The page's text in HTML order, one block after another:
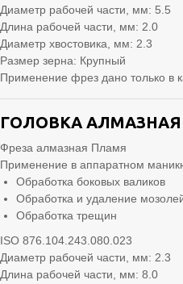
Диаметр рабочей части, мм: 5.5
Длина рабочей части, мм: 2.0
Диаметр хвостовика, мм: 2.3
Размер зерна: Крупный
Применение фрез дано только в
ГОЛОВКА АЛМАЗНАЯ
Фреза алмазная Пламя
Применение в аппаратном
Обработка боковых валиков
Обработка и удаление
Обработка трещин
ISO 876.104.243.080.023
Диаметр рабочей части, мм: 2.3
Длина рабочей части, мм: 8.0